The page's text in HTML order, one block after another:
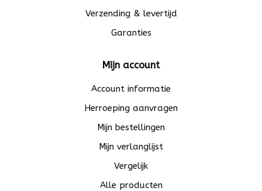
Verzending & levertijd
Garanties
Mijn account
Account informatie
Herroeping aanvragen
Mijn bestellingen
Mijn verlanglijst
Vergelijk
Alle producten